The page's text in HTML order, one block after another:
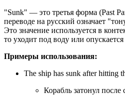
"Sunk" — это третья форма (Past
переводе на русский означает
Это значение используется в
то уходит под воду или
Примеры использования:
The ship has sunk after hitting
Корабль затонул после